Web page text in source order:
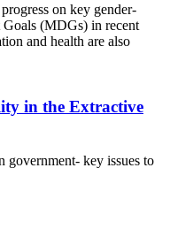
on key gender-
(MDGs) in recent
and health are also
in the Extractive
key issues to